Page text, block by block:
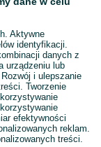
Aktywne
identyfikacji.
danych z
urządzeniu lub
i ulepszanie
Tworzenie
efektywności
reklam.
treści.